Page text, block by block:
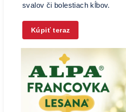
svalov či bolestiach kĺbov.
Kúpiť teraz